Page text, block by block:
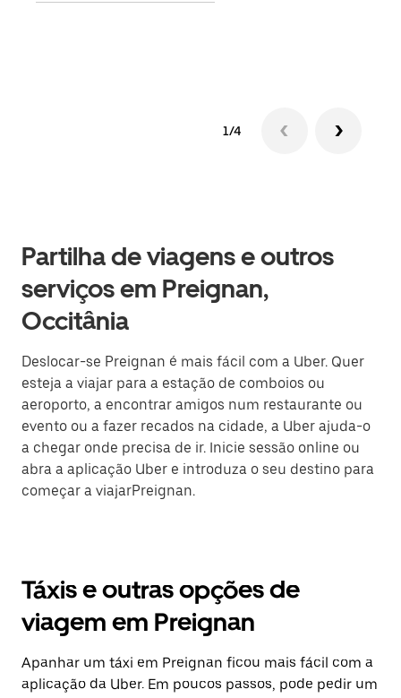
1/4
Partilha de viagens e outros
serviços em Preignan,
Occitânia
Deslocar-se Preignan é mais fácil com a Uber. Quer
esteja a viajar para a estação de comboios ou
aeroporto, a encontrar amigos num restaurante ou
evento ou a fazer recados na cidade, a Uber ajuda-o
a chegar onde precisa de ir. Inicie sessão online ou
abra a aplicação Uber e introduza o seu destino para
começar a viajarPreignan.
Táxis e outras opções de
viagem em Preignan
Apanhar um táxi em Preignan ficou mais fácil com a
aplicação da Uber. Em poucos passos, pode pedir um